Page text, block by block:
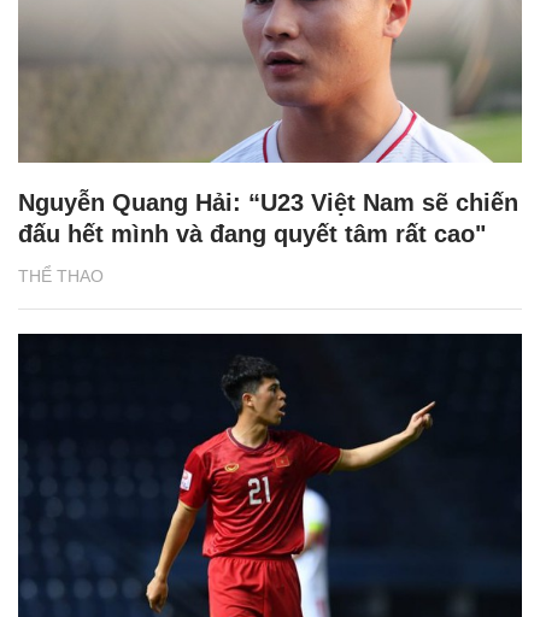
THỂ THAO
Nguyễn Quang Hải: “U23 Việt Nam sẽ chiến
đấu hết mình và đang quyết tâm rất cao"